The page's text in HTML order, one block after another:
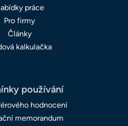
práce
Pro firmy
Články
kalkulačka
používání
hodnocení
memorandum